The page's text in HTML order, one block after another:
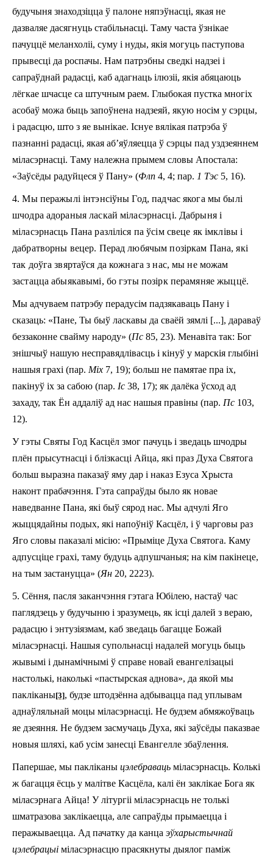
будучыня знаходзіцца ў палоне няпэўнасці, якая не
дазваляе дасягнуць стабільнасці. Таму часта ўзнікае
пачуццё меланхоліі, суму і нуды, якія могуць паступова
прывесці да роспачы. Нам патрэбны сведкі надзеі і
сапраўднай радасці, каб адагнаць ілюзіі, якія абяцаюць
лёгкае шчасце са штучным раем. Глыбокая пустка многіх
асобаў можа быць запоўнена надзеяй, якую носім у сэрцы,
і радасцю, што з яе вынікае. Існуе вялікая патрэба ў
пазнанні радасці, якая аб’яўляецца ў сэрцы пад уздзеяннем
міласэрнасці. Таму належна прымем словы Апостала:
«Заўсёды радуйцеся ў Пану» (Флп 4, 4; пар. 1 Тэс 5, 16).
4. Мы перажылі інтэнсіўны Год, падчас якога мы былі
шчодра адораныя ласкай міласэрнасці. Дабрыня і
міласэрнасць Пана разліліся па ўсім свеце як імклівы і
дабратворны вецер. Перад любячым позіркам Пана, які
так доўга звяртаўся да кожнага з нас, мы не можам
застацца абыякавымі, бо гэты позірк перамяняе жыццё.
Мы адчуваем патрэбу перадусім падзякаваць Пану і
сказаць: «Пане, Ты быў ласкавы да сваёй зямлі [...], дараваў
беззаконне свайму народу» (Пс 85, 2­3). Менавіта так: Бог
знішчыў нашую несправядлівасць і кінуў у марскія глыбіні
нашыя грахі (пар. Mіх 7, 19); больш не памятае пра іх,
пакінуў іх за сабою (пар. Iс 38, 17); як далёка ўсход ад
захаду, так Ён аддаліў ад нас нашыя правіны (пар. Пс 103,
12).
У гэты Святы Год Касцёл змог пачуць і зведаць шчодры
плён прысутнасці і блізкасці Айца, які праз Духа Святога
больш выразна паказаў яму дар і наказ Езуса Хрыста
наконт прабачэння. Гэта сапраўды было як новае
наведванне Пана, які быў сярод нас. Мы адчулі Яго
жыццядайны подых, які напоўніў Касцёл, і ў чарговы раз
Яго словы паказалі місію: «Прыміце Духа Святога. Каму
адпусціце грахі, таму будуць адпушчаныя; на кім пакінеце,
на тым застануцца» (Ян 20, 22­23).
5. Сёння, пасля заканчэння гэтага Юбілею, настаў час
паглядзець у будучыню і зразумець, як ісці далей з вераю,
радасцю і энтузіязмам, каб зведаць багацце Божай
міласэрнасці. Нашыя супольнасці надалей могуць быць
жывымі і дынамічнымі ў справе новай евангелізацыі
настолькі, наколькі «пастырская аднова», да якой мы
пакліканы[3], будзе штодзённа адбывацца пад уплывам
аднаўляльнай моцы міласэрнасці. Не будзем абмяжоўваць
яе дзеяння. Не будзем засмучаць Духа, які заўсёды паказвае
новыя шляхі, каб усім занесці Евангелле збаўлення.
Па­першае, мы пакліканы цэлебраваць міласэрнасць. Колькі
ж багацця ёсць у малітве Касцёла, калі ён заклікае Бога як
міласэрнага Айца! У літургіі міласэрнасць не толькі
шматразова заклікаецца, але сапраўды прымаецца і
перажываецца. Ад пачатку да канца эўхарыстычнай
цэлебрацыі міласэрнасцю прасякнуты дыялог паміж